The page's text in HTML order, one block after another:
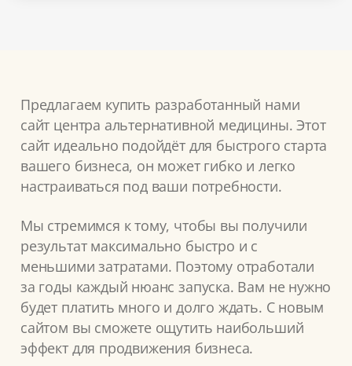
Предлагаем купить разработанный нами
сайт центра альтернативной медицины. Этот
сайт идеально подойдёт для быстрого старта
вашего бизнеса, он может гибко и легко
настраиваться под ваши потребности.
Мы стремимся к тому, чтобы вы получили
результат максимально быстро и с
меньшими затратами. Поэтому отработали
за годы каждый нюанс запуска. Вам не нужно
будет платить много и долго ждать. С новым
сайтом вы сможете ощутить наибольший
эффект для продвижения бизнеса.